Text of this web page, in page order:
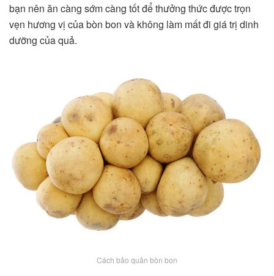
bạn nên ăn càng sớm càng tốt để thưởng thức được trọn
vẹn hương vị của bòn bon và không làm mất đi giá trị dinh
dưỡng của quả.
Cách bảo quản bòn bon